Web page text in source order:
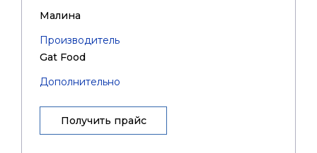
Малина
Производитель
Gat Food
Дополнительно
Получить прайс